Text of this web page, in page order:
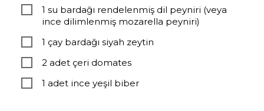
1 su bardağı rendelenmiş dil peyniri (veya
ince dilimlenmiş mozarella peyniri)
1 çay bardağı siyah zeytin
2 adet çeri domates
1 adet ince yeşil biber